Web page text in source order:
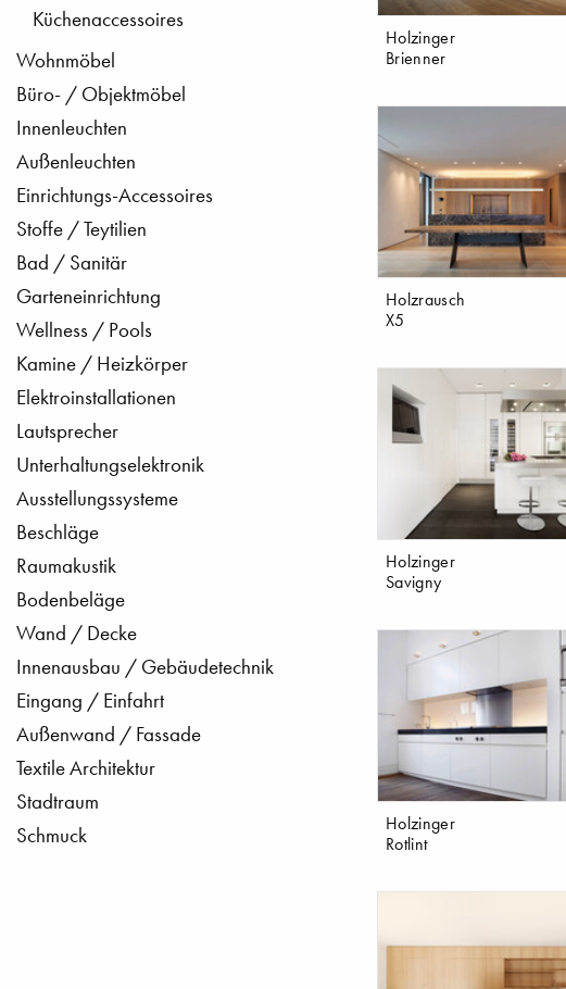
Küchenaccessoires
Wohnmöbel
Büro- / Objektmöbel
Innenleuchten
Außenleuchten
Einrichtungs-Accessoires
Stoffe / Teytilien
Bad / Sanitär
Garteneinrichtung
Wellness / Pools
Kamine / Heizkörper
Elektroinstallationen
Lautsprecher
Unterhaltungselektronik
Ausstellungssysteme
Beschläge
Raumakustik
Bodenbeläge
Wand / Decke
Innenausbau / Gebäudetechnik
Eingang / Einfahrt
Außenwand / Fassade
Textile Architektur
Stadtraum
Schmuck
Holzinger
Brienner
Holzrausch
X5
Holzinger
Savigny
Holzinger
Rotlint